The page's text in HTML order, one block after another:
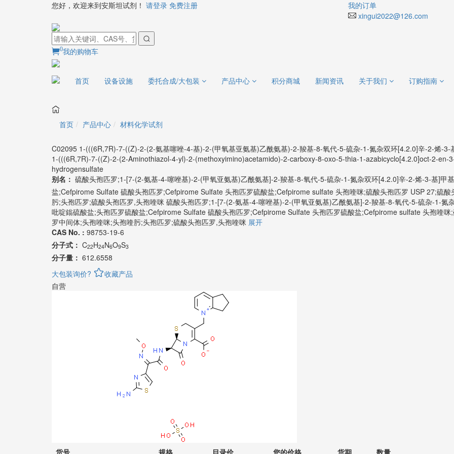
您好，欢迎来到安斯坦试剂！ 请登录 免费注册
我的订单
xingui2022@126.com
0我的购物车
首页 设备设施 委托合成/大包装 产品中心 积分商城 新闻资讯 关于我们 订购指南
首页 产品中心 材料化学试剂
C02095 1-(((6R,7R)-7-((Z)-2-(2-氨基噻唑-4-基)-2-(甲氧基亚氨基)乙酰氨基)-2-羧基-8-氧代-5-硫杂-1-氮杂双环[4.2.0]辛-2-烯-
1-(((6R,7R)-7-((Z)-2-(2-Aminothiazol-4-yl)-2-(methoxyimino)acetamido)-2-carboxy-8-oxo-5-thia-1-azabicyclo[4.2.0]oct-2-
hydrogensulfate
别名： 硫酸头孢匹罗;1-[7-(2-氨基-4-噻唑基)-2-(甲氧亚氨基)乙酰氨基]-2-羧基-8-氧代-5-硫杂-1-氮杂双环[4.2.0]辛-2-烯-3-基]甲
盐;Cefpirome Sulfate 硫酸头孢匹罗;Cefpirome Sulfate 头孢匹罗硫酸盐;Cefpirome sulfate 头孢喹咪;硫酸头孢匹罗 USP 27;硫
肟;头孢匹罗;硫酸头孢匹罗,头孢喹咪 硫酸头孢匹罗;1-[7-(2-氨基-4-噻唑基)-2-(甲氧亚氨基)乙酰氨基]-2-羧基-8-氧代-5-硫杂-1-
吡啶鎓硫酸盐;头孢匹罗硫酸盐;Cefpirome Sulfate 硫酸头孢匹罗;Cefpirome Sulfate 头孢匹罗硫酸盐;Cefpirome sulfate 头孢喹
罗中间体;头孢喹咪;头孢喹肟;头孢匹罗;硫酸头孢匹罗,头孢喹咪 展开
CAS No. : 98753-19-6
分子式： C22H24N6O9S3
分子量： 612.6558
大包装询价?
收藏产品
自营
货号 规格 目录价 您的价格 货期 数量